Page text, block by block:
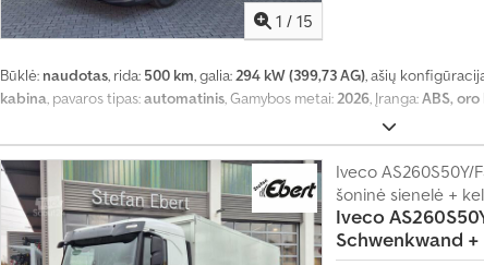
1 / 15
Būklė: naudotas, rida: 500 km, galia: 294 kW (399,73 AG), ašių
kabina , pavaros tipas:automatinis , Gamybos metai: 2026 , Įranga:ABS,
Iveco AS260S50Y/
šoninė sienelė +
Iveco
Schwenkwand +
u
n
e
i
4
m
i
l
i